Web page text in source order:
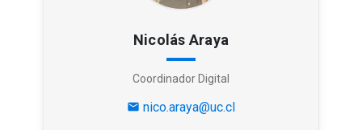
Nicolás Araya
Coordinador Digital
mail nico.araya@uc.cl